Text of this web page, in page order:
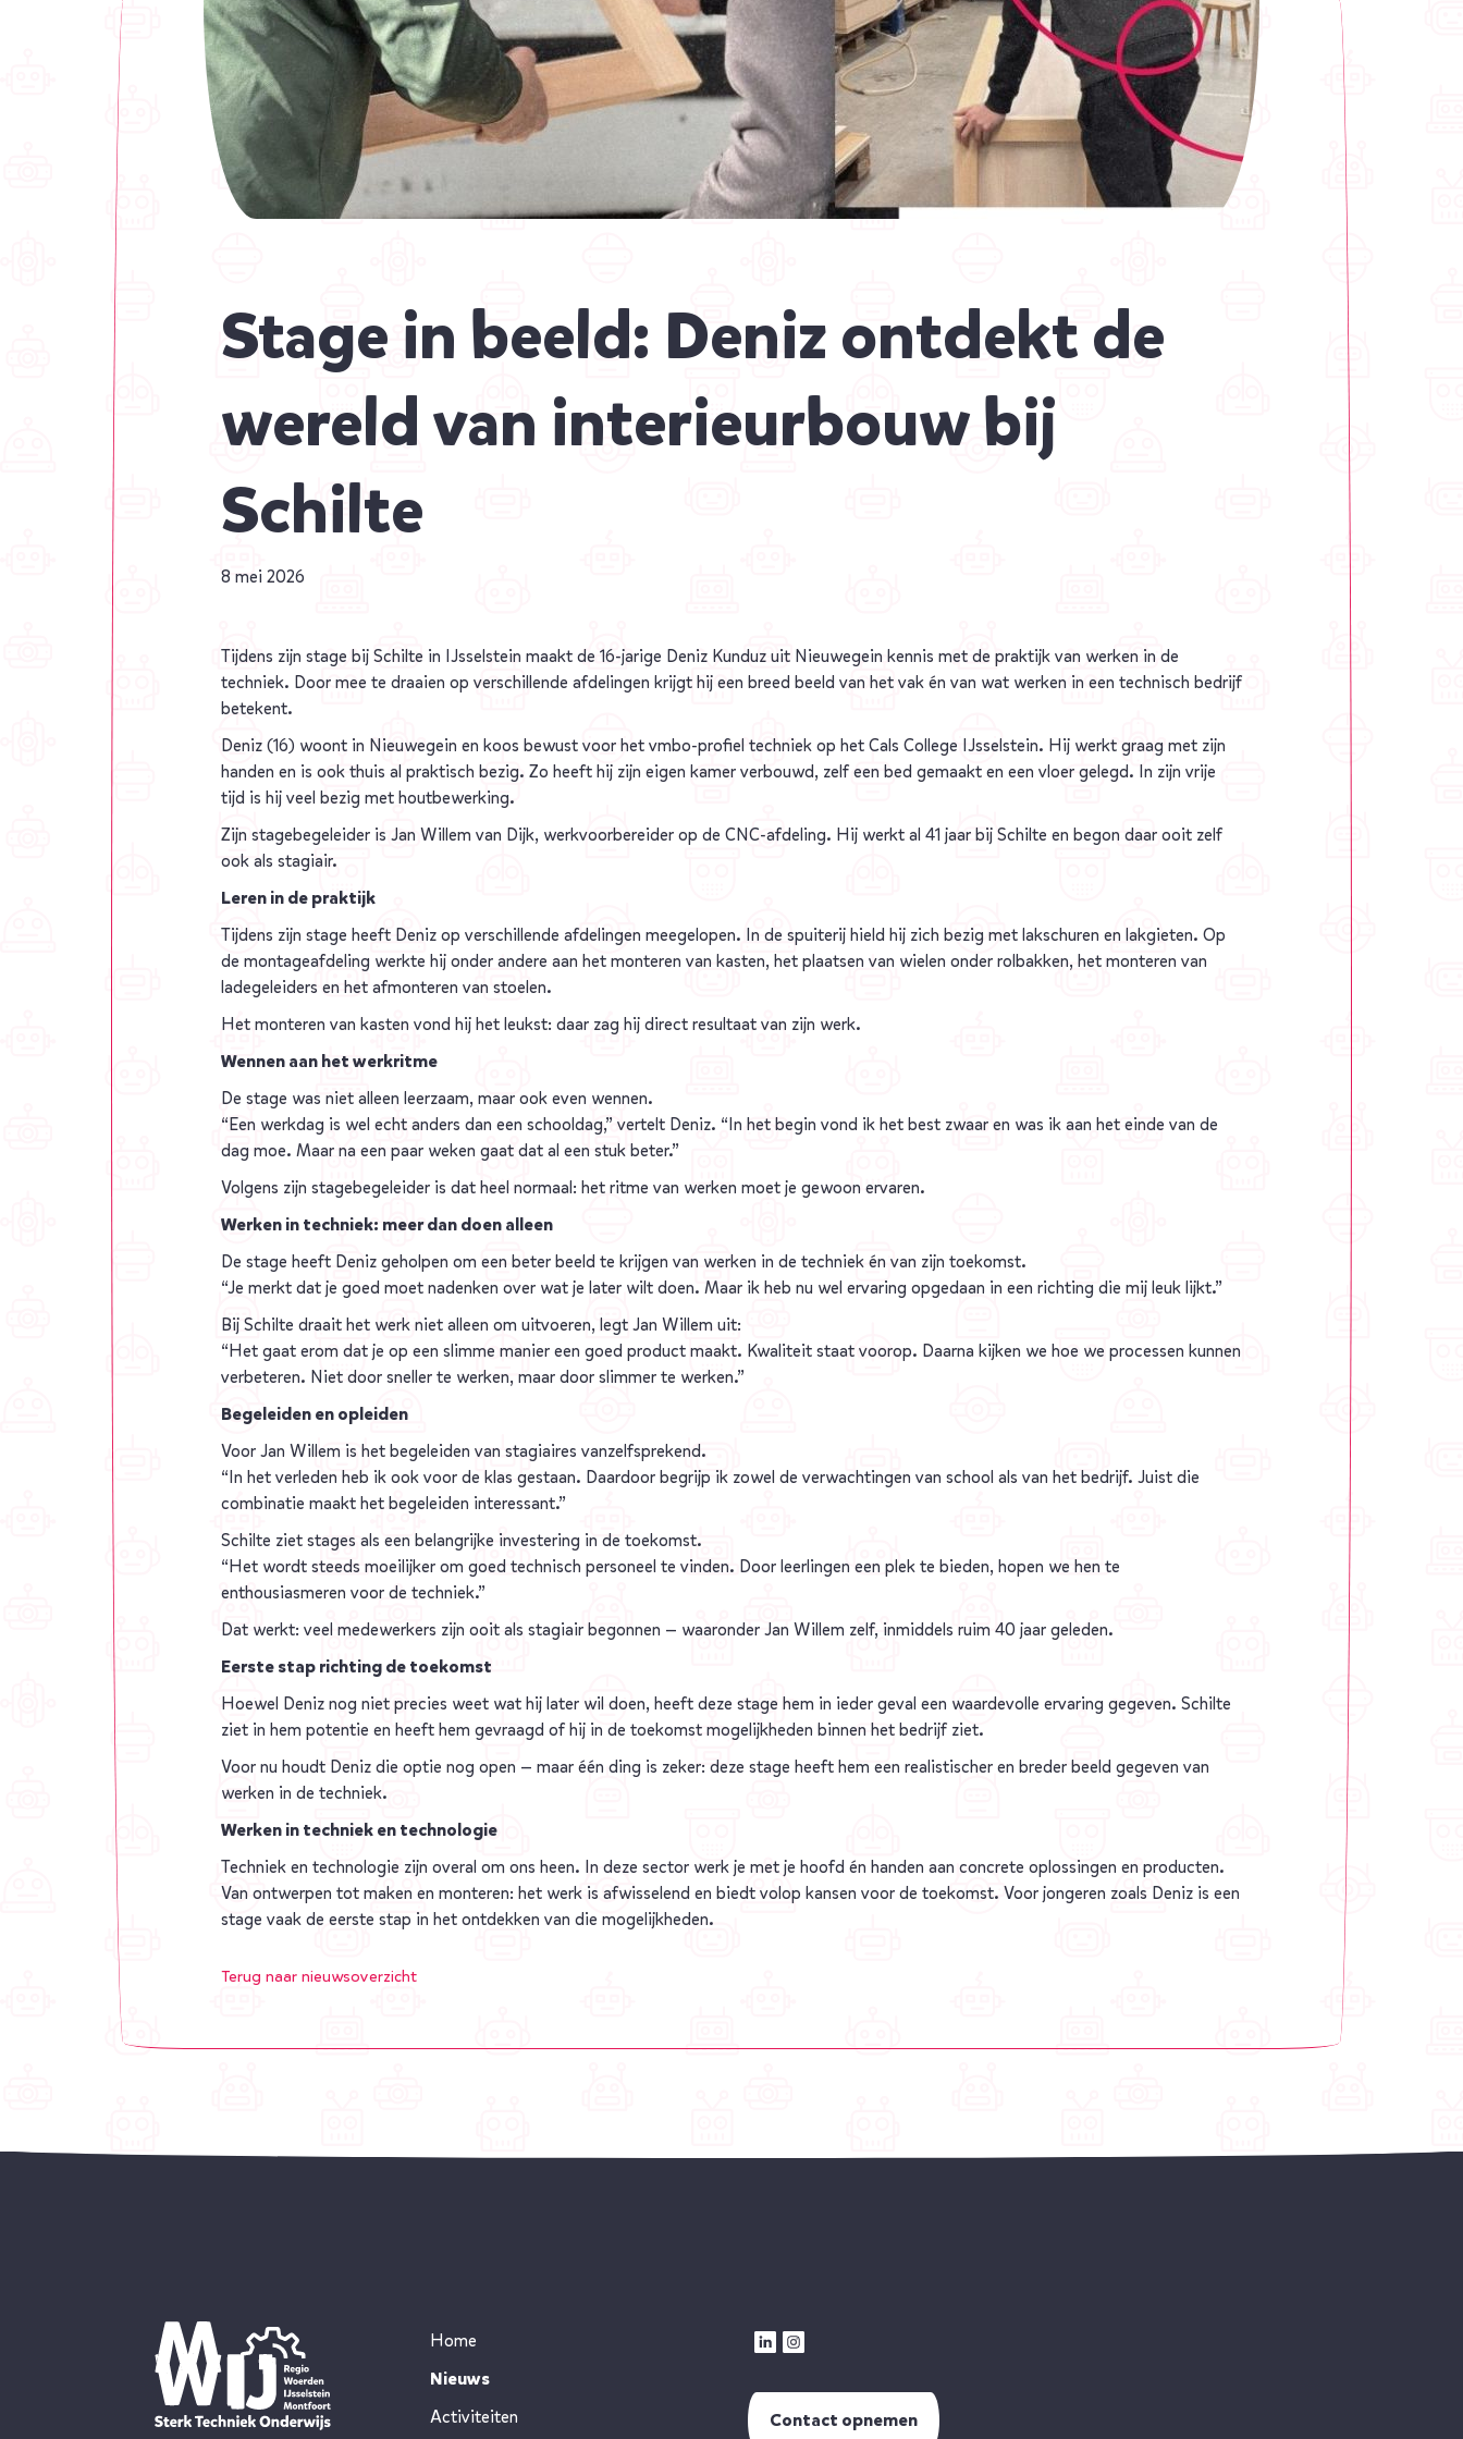
Stage in beeld: Deniz ontdekt de
wereld van interieurbouw bij
Schilte
8 mei 2026
Tijdens zijn stage bij Schilte in IJsselstein maakt de 16-jarige Deniz Kunduz uit Nieuwegein kennis met de praktijk van werken in de
techniek. Door mee te draaien op verschillende afdelingen krijgt hij een breed beeld van het vak én van wat werken in een technisch bedrijf
betekent.
Deniz (16) woont in Nieuwegein en koos bewust voor het vmbo-profiel techniek op het Cals College IJsselstein. Hij werkt graag met zijn
handen en is ook thuis al praktisch bezig. Zo heeft hij zijn eigen kamer verbouwd, zelf een bed gemaakt en een vloer gelegd. In zijn vrije
tijd is hij veel bezig met houtbewerking.
Zijn stagebegeleider is Jan Willem van Dijk, werkvoorbereider op de CNC-afdeling. Hij werkt al 41 jaar bij Schilte en begon daar ooit zelf
ook als stagiair.
Leren in de praktijk
Tijdens zijn stage heeft Deniz op verschillende afdelingen meegelopen. In de spuiterij hield hij zich bezig met lakschuren en lakgieten. Op
de montageafdeling werkte hij onder andere aan het monteren van kasten, het plaatsen van wielen onder rolbakken, het monteren van
ladegeleiders en het afmonteren van stoelen.
Het monteren van kasten vond hij het leukst: daar zag hij direct resultaat van zijn werk.
Wennen aan het werkritme
De stage was niet alleen leerzaam, maar ook even wennen.
“Een werkdag is wel echt anders dan een schooldag,” vertelt Deniz. “In het begin vond ik het best zwaar en was ik aan het einde van de
dag moe. Maar na een paar weken gaat dat al een stuk beter.”
Volgens zijn stagebegeleider is dat heel normaal: het ritme van werken moet je gewoon ervaren.
Werken in techniek: meer dan doen alleen
De stage heeft Deniz geholpen om een beter beeld te krijgen van werken in de techniek én van zijn toekomst.
“Je merkt dat je goed moet nadenken over wat je later wilt doen. Maar ik heb nu wel ervaring opgedaan in een richting die mij leuk lijkt.”
Bij Schilte draait het werk niet alleen om uitvoeren, legt Jan Willem uit:
“Het gaat erom dat je op een slimme manier een goed product maakt. Kwaliteit staat voorop. Daarna kijken we hoe we processen kunnen
verbeteren. Niet door sneller te werken, maar door slimmer te werken.”
Begeleiden en opleiden
Voor Jan Willem is het begeleiden van stagiaires vanzelfsprekend.
“In het verleden heb ik ook voor de klas gestaan. Daardoor begrijp ik zowel de verwachtingen van school als van het bedrijf. Juist die
combinatie maakt het begeleiden interessant.”
Schilte ziet stages als een belangrijke investering in de toekomst.
“Het wordt steeds moeilijker om goed technisch personeel te vinden. Door leerlingen een plek te bieden, hopen we hen te
enthousiasmeren voor de techniek.”
Dat werkt: veel medewerkers zijn ooit als stagiair begonnen — waaronder Jan Willem zelf, inmiddels ruim 40 jaar geleden.
Eerste stap richting de toekomst
Hoewel Deniz nog niet precies weet wat hij later wil doen, heeft deze stage hem in ieder geval een waardevolle ervaring gegeven. Schilte
ziet in hem potentie en heeft hem gevraagd of hij in de toekomst mogelijkheden binnen het bedrijf ziet.
Voor nu houdt Deniz die optie nog open — maar één ding is zeker: deze stage heeft hem een realistischer en breder beeld gegeven van
werken in de techniek.
Werken in techniek en technologie
Techniek en technologie zijn overal om ons heen. In deze sector werk je met je hoofd én handen aan concrete oplossingen en producten.
Van ontwerpen tot maken en monteren: het werk is afwisselend en biedt volop kansen voor de toekomst. Voor jongeren zoals Deniz is een
stage vaak de eerste stap in het ontdekken van die mogelijkheden.
Terug naar nieuwsoverzicht
Home
Nieuws
Activiteiten
Contact opnemen